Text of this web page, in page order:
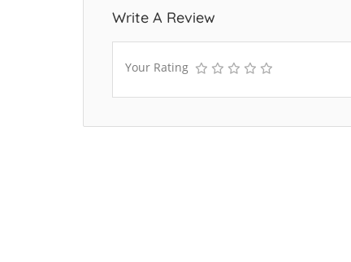
Write A Review
Your Rating